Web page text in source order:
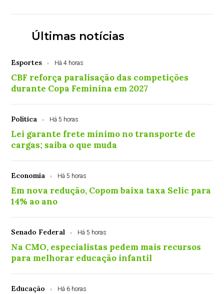
Últimas notícias
Esportes Há 4 horas
CBF reforça paralisação das competições
durante Copa Feminina em 2027
Política Há 5 horas
Lei garante frete mínimo no transporte de
cargas; saiba o que muda
Economia Há 5 horas
Em nova redução, Copom baixa taxa Selic para
14% ao ano
Senado Federal Há 5 horas
Na CMO, especialistas pedem mais recursos
para melhorar educação infantil
Educação Há 6 horas